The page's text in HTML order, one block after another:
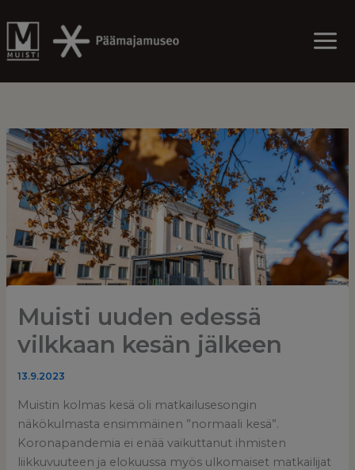
to
content
Muisti uuden edessä
vilkkaan kesän jälkeen
13.9.2023
Muistin kolmas kesä oli matkailusesongin
näkökulmasta ensimmäinen ”normaali kesä”.
Koronapandemia ei enää vaikuttanut ihmisten
liikkuvuuteen ja elokuussa myös ulkomaiset matkailijat